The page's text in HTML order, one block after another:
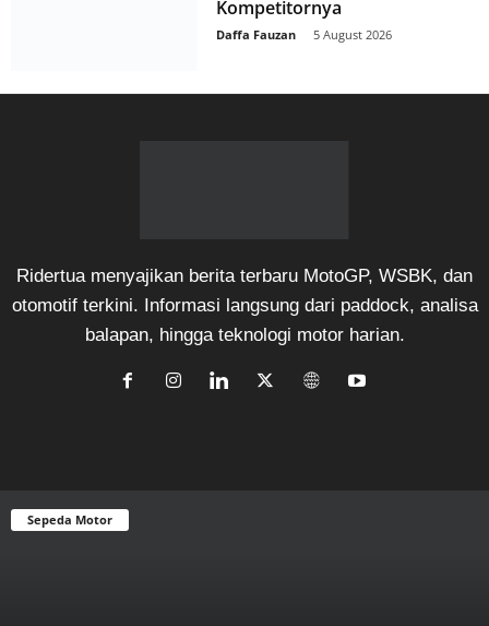
Kompetitornya
Daffa Fauzan 5 August 2026
Ridertua menyajikan berita terbaru MotoGP, WSBK, dan
otomotif terkini. Informasi langsung dari paddock, analisa
balapan, hingga teknologi motor harian.
Sepeda Motor